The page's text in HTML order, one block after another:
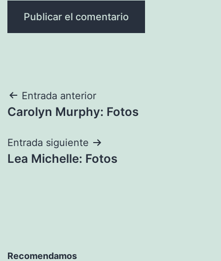
Navegación
de
entradas
Entrada anterior
Carolyn Murphy: Fotos
Entrada siguiente
Lea Michelle: Fotos
Recomendamos